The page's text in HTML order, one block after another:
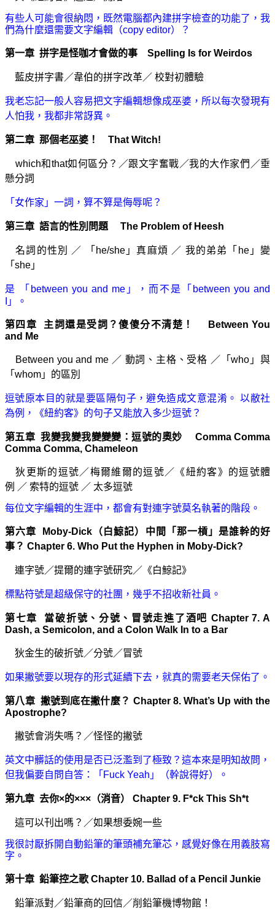
有些人可能會很納悶，既然電腦都內建拼字檢查的功能了，我
們為什麼還需要文字編輯（copy editor）？
第一章 拼字是怪咖才會做的事 Spelling Is for Weirdos
藍皮拼字書／韋伯的拼字改革／ 校對初體驗
我老忘記一般人容易把文字編輯想像成巫婆，所以每次發現有
人怕我，我都非常訝異。
第二章 那個老巫婆！ That Witch!
which和that如何區分？ ／跟文字奮戰 ／我的大作家們 ／垂
懸分詞
「女作家」一詞，算不算是侮辱呢？
第三章 語言的性別問題 The Problem of Heesh
名詞的性別 ／ 「he/she」真麻煩 ／ 我的弟弟「he」變
「she」
是 「between you and me」，而 不是「between you and
I」。
第四章 主詞還是受詞？傻傻分不清楚！ Between You
and Me
Between you and me ／ 動詞、主格、受格 ／ 「who」與
「whom」的區別
逗號原本目的就是要區隔句子，避免造成文意混淆。 以敝社
為例，《紐約客》的句子又能放入多少逗號？
第五章 我變我變我變變變：逗號的奧妙 Comma Comma
Comma Comma, Chameleon
狄更斯的逗號 ／梅爾維爾的逗號 ／ 《紐約客》的逗號體
例
／ 索特的逗號 ／ 太多逗號
每位文字編輯的生涯中，都會有對連字號莫名執著的階段。
第六章 Moby-Dick（白鯨記）中間「那一槓」是誰幹的好
事？ Chapter 6. Who Put the Hyphen in Moby-Dick?
連字號／提爾的連字號研究／ 《白鯨記》
標點符號是超級保守的社團，幾乎不招收新社員。
第七章 當破折號、分號、冒號走進了酒吧 Chapter 7. A
Dash, a Semicolon, and a Colon Walk In to a Bar
狄金生的破折號／分號／冒號
如果撇號要以現存的形式延續下去，就真的需要老天保佑了。
第八章 撇號到底在撇什麼？ Chapter 8. What’s Up with the
Apostrophe?
撇號會消失嗎？ ／怪怪的撇號
英文中髒話的使用是否已泛濫到了極致？這本來是明知故問，
但我偏要自問自答：「Fuck Yeah」（幹說得好）。
第九章 去你×的×××（消音） Chapter 9. F*ck This Sh*t
這可以刊出嗎？ ／如果想委婉一些
我很討厭拆開自動鉛筆的筆頭補充筆芯，感覺好像在用義肢寫
字。
第十章 鉛筆控之歌 Chapter 10. Ballad of a Pencil Junkie
鉛筆派對／鉛筆商的回信／削鉛筆機博物館！